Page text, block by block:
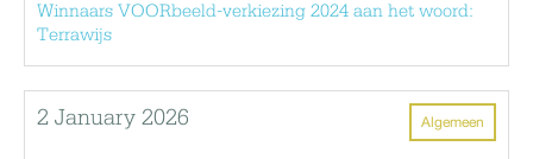
Winnaars VOORbeeld-verkiezing 2024 aan het woord:
Terrawijs
Algemeen
2 January 2026